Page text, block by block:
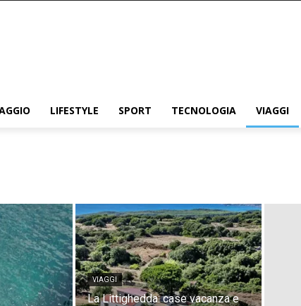
LIFESTYLE SPORT TECNOLOGIA VIAGGI
VIAGGI
La Littighedda: case vacanza e